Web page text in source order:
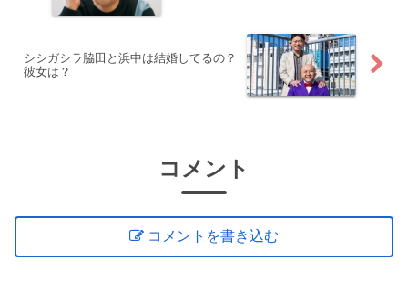
シシガシラ脇⽥と浜中は結婚してるの？
彼⼥は？
コメント
コメントを書き込む